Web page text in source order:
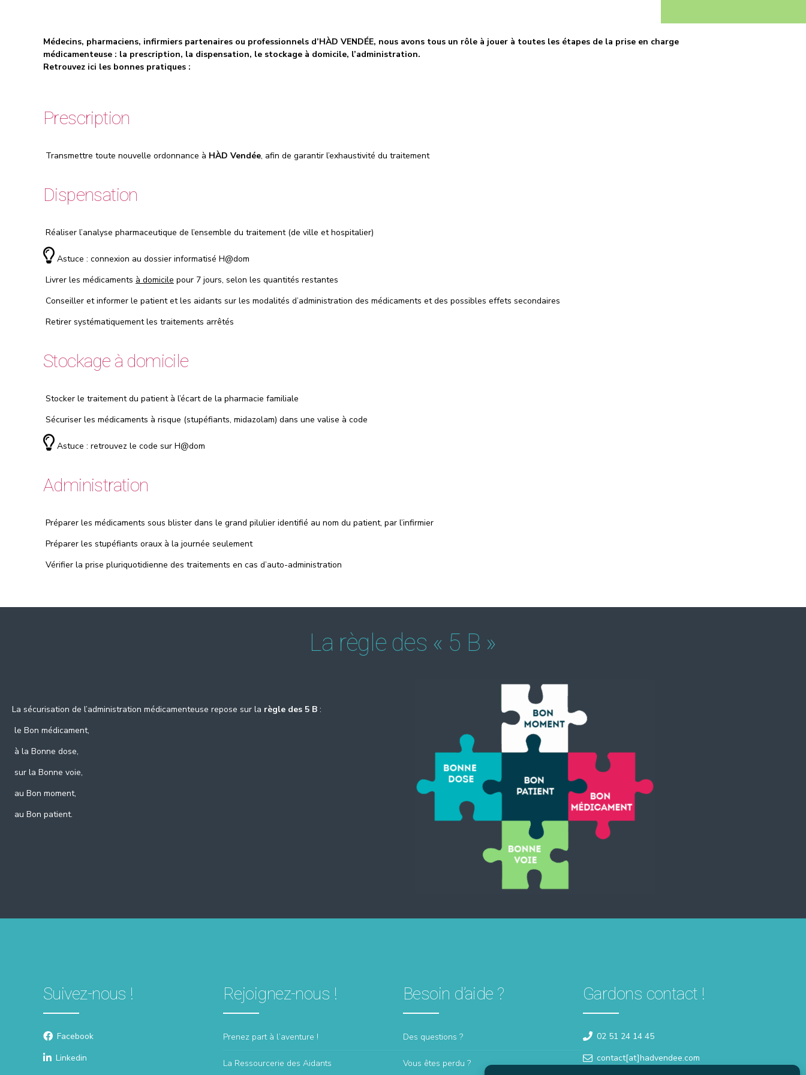
Médecins, pharmaciens, infirmiers partenaires ou professionnels d’HÀD VENDÉE, nous avons tous un rôle à jouer à toutes les étapes de la prise en charge
médicamenteuse : la prescription, la dispensation, le stockage à domicile, l’administration.
Retrouvez ici les bonnes pratiques :
Prescription
Transmettre toute nouvelle ordonnance à HÀD Vendée, afin de garantir l’exhaustivité du traitement
Dispensation
Réaliser l’analyse pharmaceutique de l’ensemble du traitement (de ville et hospitalier)
Astuce : connexion au dossier informatisé H@dom
Livrer les médicaments à domicile pour 7 jours, selon les quantités restantes
Conseiller et informer le patient et les aidants sur les modalités d’administration des médicaments et des possibles effets secondaires
Retirer systématiquement les traitements arrêtés
Stockage à domicile
Stocker le traitement du patient à l’écart de la pharmacie familiale
Sécuriser les médicaments à risque (stupéfiants, midazolam) dans une valise à code
Astuce : retrouvez le code sur H@dom
Administration
Préparer les médicaments sous blister dans le grand pilulier identifié au nom du patient, par l’infirmier
Préparer les stupéfiants oraux à la journée seulement
Vérifier la prise pluriquotidienne des traitements en cas d’auto-administration
La règle des « 5 B »
La sécurisation de l’administration médicamenteuse repose sur la règle des 5 B :
le Bon médicament,
à la Bonne dose,
sur la Bonne voie,
au Bon moment,
au Bon patient.
Suivez-nous !
Facebook
Linkedin
Rejoignez-nous !
Prenez part à l’aventure !
La Ressourcerie des Aidants
Besoin d’aide ?
Des questions ?
Vous êtes perdu ?
Gardons contact !
02 51 24 14 45
contact[at]hadvendee.com